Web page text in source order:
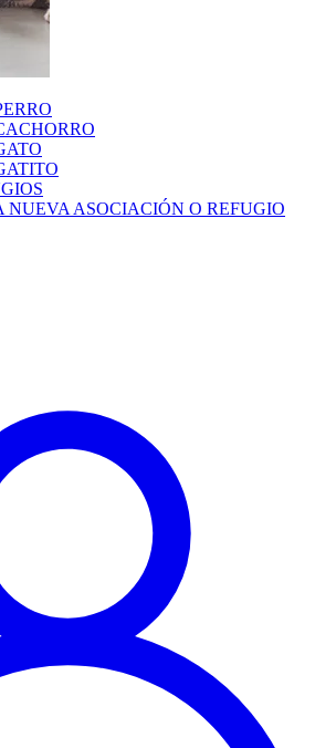
NUEVA ASOCIACIÓN O REFUGIO